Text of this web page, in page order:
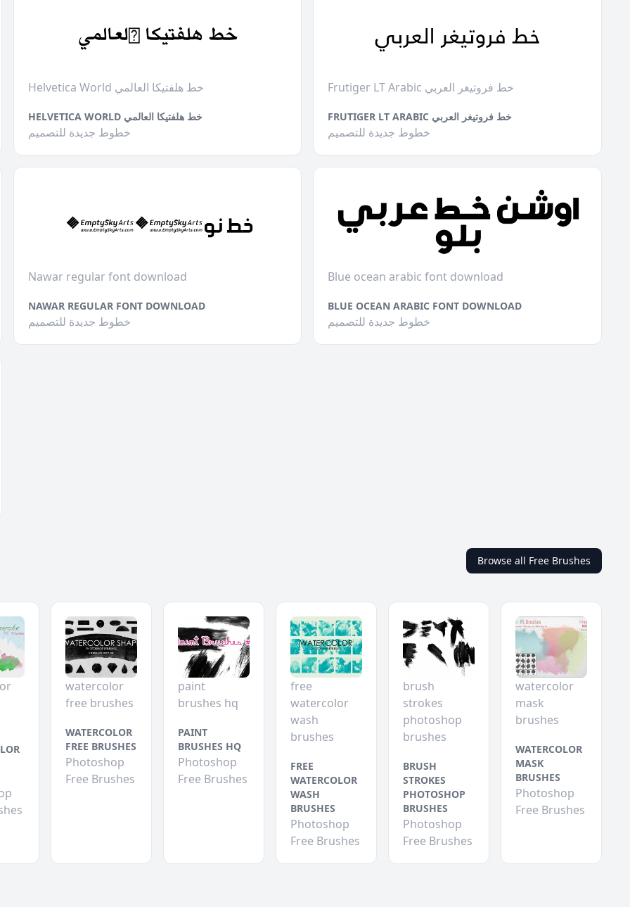
Helvetica World خط هلفتيكا العالمي
HELVETICA WORLD خط هلفتيكا العالمي
خطوط جديدة للتصميم
Frutiger LT Arabic خط فروتيغر العربي
FRUTIGER LT ARABIC خط فروتيغر العربي
خطوط جديدة للتصميم
Nawar regular font download
NAWAR REGULAR FONT DOWNLOAD
خطوط جديدة للتصميم
Blue ocean arabic font download
BLUE OCEAN ARABIC FONT DOWNLOAD
خطوط جديدة للتصميم
Browse all Free Brushes
watercolor
free brushes
WATERCOLOR
FREE BRUSHES
Photoshop
Free Brushes
paint
brushes hq
PAINT
BRUSHES HQ
Photoshop
Free Brushes
free
watercolor
wash
brushes
FREE
WATERCOLOR
WASH
BRUSHES
Photoshop
Free Brushes
brush
strokes
photoshop
brushes
BRUSH
STROKES
PHOTOSHOP
BRUSHES
Photoshop
Free Brushes
watercolor
mask
brushes
WATERCOLOR
MASK
BRUSHES
Photoshop
Free Brushes